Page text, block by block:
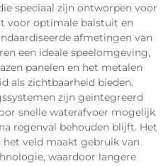
speciaal zijn ontworpen voor
voor optimale balstuit en
afmetingen van
een ideale speelomgeving,
panelen en het metalen
als zichtbaarheid bieden.
zijn geïntegreerd
snelle waterafvoer mogelijk
regenval behouden blijft. Het
veld maakt gebruik van
waardoor langere